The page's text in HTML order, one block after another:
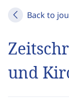
Back to
und